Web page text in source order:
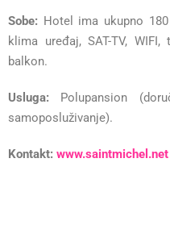
Sobe: Hotel ima ukupno
klima uređaj, SAT-TV,
balkon.
Usluga: Polupansion
samoposluživanje).
Kontakt: www.saintmichel.net